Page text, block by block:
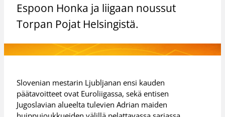
Espoon Honka ja liigaan noussut
Torpan Pojat Helsingistä.
Slovenian mestarin Ljubljanan ensi kauden
päätavoitteet ovat Euroliigassa, sekä entisen
Jugoslavian alueelta tulevien Adrian maiden